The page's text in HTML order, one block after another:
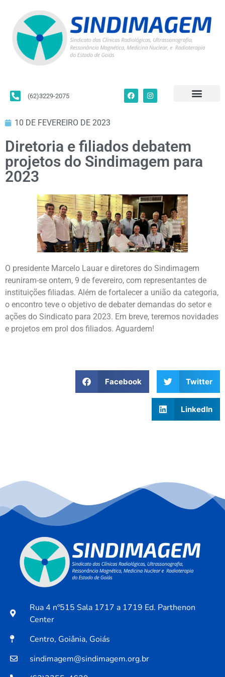
(62)3229-2075
10 DE FEVEREIRO DE 2023
Diretoria e filiados debatem
projetos do Sindimagem para
2023
O presidente Marcelo Lauar e diretores do Sindimagem
reuniram-se ontem, 9 de fevereiro, com representantes de
instituições filiadas. Além de fortalecer a união da categoria,
o encontro teve o objetivo de debater demandas do setor e
ações do Sindicato para 2023. Em breve, teremos novidades
e projetos em prol dos filiados. Aguardem!
Facebook Twitter
LinkedIn
Rua 4 nº515 Sala 1717 a 1719 Ed. Parthenon
Center
Centro, Goiânia, Goiás
sindimagem@sindimagem.org.br